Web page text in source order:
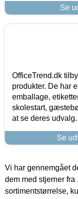
Se
OfficeTrend.dk
produkter. De har
emballage,
skolestart,
at se deres udvalg.
Se
Vi har gennemgået
dem med stjerner
sortimentstørrelse,